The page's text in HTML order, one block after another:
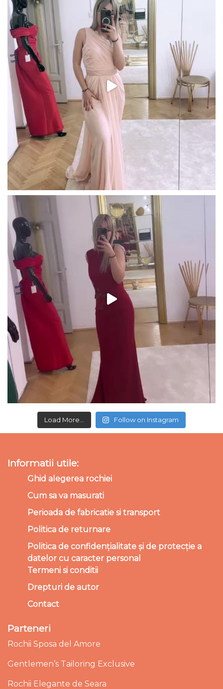
Load More... Follow on Instagram
Informatii utile:
Ghid alegerea rochiei
Cum sa va masurati
Perioada de fabricatie si transport
Politica de returnare
Politica de confidențialitate și de protecție a
datelor cu caracter personal
Termeni si conditii
Drepturi de autor
Contact
Parteneri
Rochii Sposa del Amore
Gentlemen’s Tailoring Exclusive
Rochii Elegante de Seara